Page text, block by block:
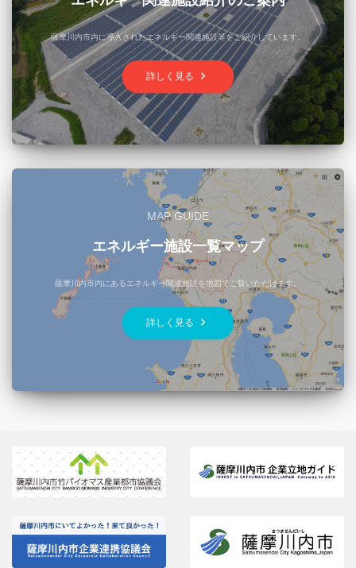
薩摩川内市内に導入されたエネルギー関連施設等をご紹介しています。
詳しく見る keyboard_arrow_right
MAP GUIDE
エネルギー施設一覧マップ
薩摩川内市内にあるエネルギー関連施設を地図でご覧いただけます。
詳しく見る keyboard_arrow_right